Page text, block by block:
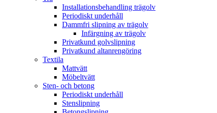
Installationsbehandling trägolv
Periodiskt underhåll
Dammfri slipning av trägolv
Infärgning av trägolv
Privatkund golvslipning
Privatkund altanrengöring
Textila
Mattvätt
Möbeltvätt
Sten- och betong
Periodiskt underhåll
Stenslipning